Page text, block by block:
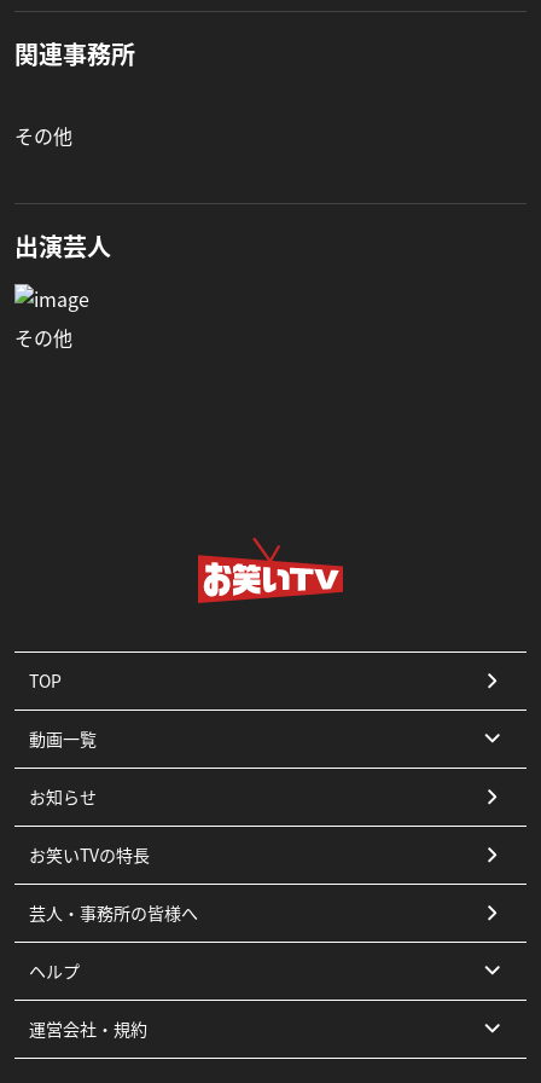
関連事務所
その他
出演芸人
その他
TOP
動画一覧
コント
漫才
ピン
その他
お知らせ
お笑いTVの特長
芸人・事務所の皆様へ
ヘルプ
よくある質問
運営会社・規約